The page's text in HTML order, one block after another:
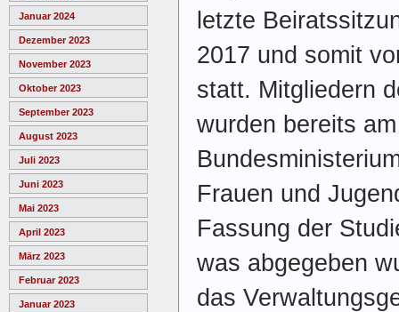
Januar 2024
Dezember 2023
November 2023
Oktober 2023
September 2023
August 2023
Juli 2023
Juni 2023
Mai 2023
April 2023
März 2023
Februar 2023
Januar 2023
letzte
2017 und somit
statt. Mitgliedern
wurden bereits
Frauen und
Fassung der
was abgegeben
das